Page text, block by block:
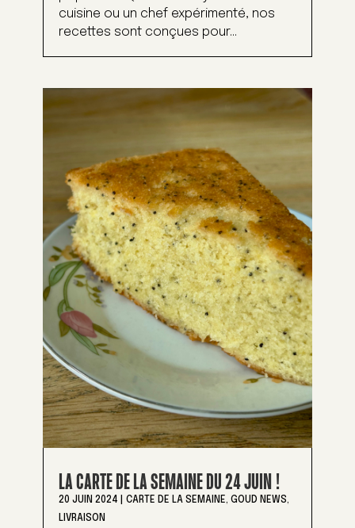
cuisine ou un chef expérimenté, nos
recettes sont conçues pour...
LA CARTE DE LA SEMAINE DU 24 JUIN !
20 JUIN 2024 CARTE DE LA SEMAINE, GOUD NEWS,
LIVRAISON